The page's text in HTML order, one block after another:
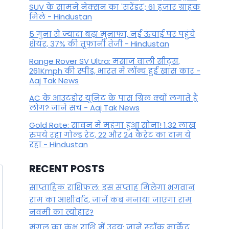
By September 29, 2025
SUV के सामने नेक्सन का 'सरेंडर'; 61 हजार ग्राहक
मिले - Hindustan
5 गुना से ज्यादा बढ़ा मुनाफा, नई ऊंचाई पर पहुंचे
शेयर, 37% की तूफानी तेजी - Hindustan
Range Rover SV Ultra: मसाज वाली सीट्स,
261Kmph की स्पीड, भारत में लॉन्च हुई खास कार -
Aaj Tak News
AC के आउटडोर यूनिट के पास ग्रिल क्यों लगाते हैं
लोग? जाने सच - Aaj Tak News
Gold Rate: सावन में महंगा हुआ सोना! 1.32 लाख
रुपये रहा गोल्ड रेट, 22 और 24 कैरेट का दाम ये
रहा - Hindustan
RECENT POSTS
साप्ताहिक राशिफल: इस सप्ताह मिलेगा भगवान
राम का आशीर्वाद, जानें कब मनाया जाएगा राम
नवमी का त्योहार?